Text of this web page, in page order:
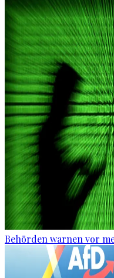
Behörden warnen vor